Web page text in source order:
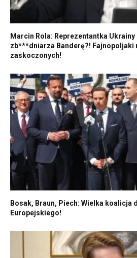
Marcin Rola: Reprezentantka
zb***dniarza Banderę?! Fajnopoljaki
zaskoczonych!
Bosak, Braun, Piech: Wielka koalicja
Europejskiego!